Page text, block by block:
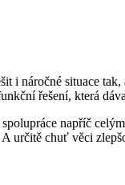
i náročné situace
řešení, která
napříč
určitě chuť věci